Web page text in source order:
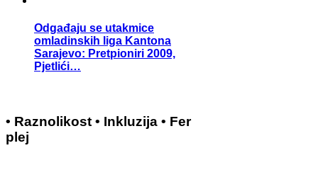
Odgađaju se utakmice
omladinskih liga Kantona
Sarajevo: Pretpioniri 2009,
Pjetlići…
• Raznolikost • Inkluzija • Fer
plej